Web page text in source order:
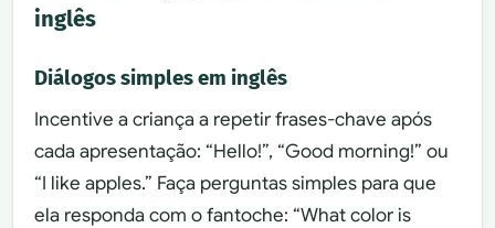
inglês
Diálogos simples em inglês
Incentive a criança a repetir frases-chave após
cada apresentação: “Hello!”, “Good morning!” ou
“I like apples.” Faça perguntas simples para que
ela responda com o fantoche: “What color is